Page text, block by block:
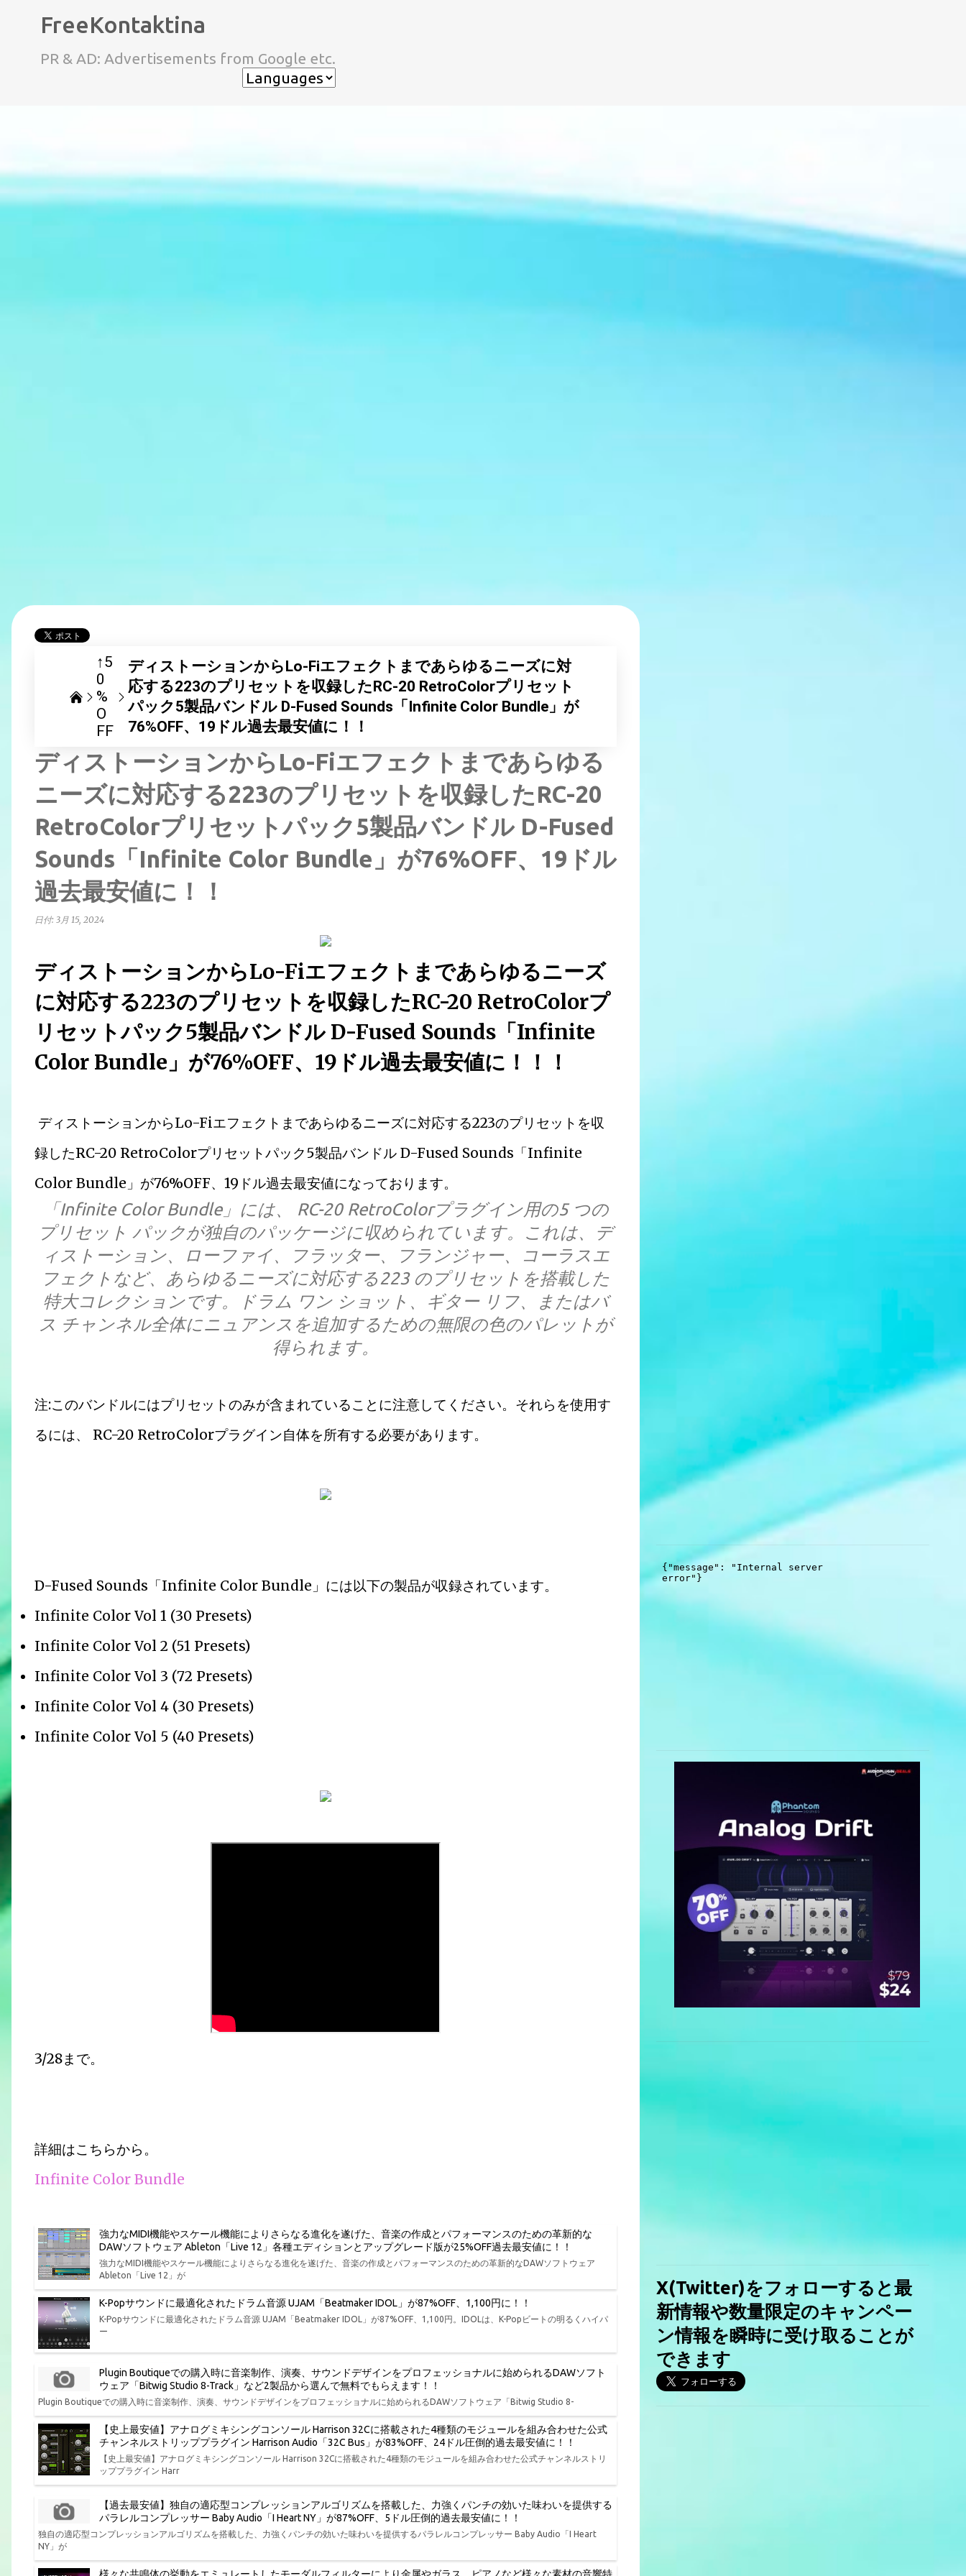
FreeKontaktina
PR & AD: Advertisements from Google etc.
↑5
0
%
O
FF
ディストーションからLo-Fiエフェクトまであらゆるニーズに対
応する223のプリセットを収録したRC-20 RetroColorプリセット
パック5製品バンドル D-Fused Sounds「Infinite Color Bundle」が
76%OFF、19ドル過去最安値に！！
ディストーションからLo-Fiエフェクトまであらゆる
ニーズに対応する223のプリセットを収録したRC-20
RetroColorプリセットパック5製品バンドル D-Fused
Sounds「Infinite Color Bundle」が76%OFF、19ドル
過去最安値に！！
日付: 3月 15, 2024
ディストーションからLo-Fiエフェクトまであらゆるニーズ
に対応する223のプリセットを収録したRC-20 RetroColorプ
リセットパック5製品バンドル D-Fused Sounds「Infinite
Color Bundle」が76%OFF、19ドル過去最安値に！！！
ディストーションからLo-Fiエフェクトまであらゆるニーズに対応する223のプリセットを収
録したRC-20 RetroColorプリセットパック5製品バンドル D-Fused Sounds「Infinite
Color Bundle」が76%OFF、19ドル過去最安値になっております。
「Infinite Color Bundle」には、 RC-20 RetroColorプラグイン用の5 つの
プリセット パックが独自のパッケージに収められています。これは、デ
ィストーション、ローファイ、フラッター、フランジャー、コーラスエ
フェクトなど、あらゆるニーズに対応する223 のプリセットを搭載した
特大コレクションです。ドラム ワン ショット、ギター リフ、またはバ
ス チャンネル全体にニュアンスを追加するための無限の色のパレットが
得られます。
注:このバンドルにはプリセットのみが含まれていることに注意してください。それらを使用す
るには、 RC-20 RetroColorプラグイン自体を所有する必要があります。
D-Fused Sounds「Infinite Color Bundle」には以下の製品が収録されています。
Infinite Color Vol 1 (30 Presets)
Infinite Color Vol 2 (51 Presets)
Infinite Color Vol 3 (72 Presets)
Infinite Color Vol 4 (30 Presets)
Infinite Color Vol 5 (40 Presets)
3/28まで。
詳細はこちらから。
Infinite Color Bundle
強力なMIDI機能やスケール機能によりさらなる進化を遂げた、音楽の作成とパフォーマンスのための革新的な
DAWソフトウェア Ableton「Live 12」各種エディションとアップグレード版が25%OFF過去最安値に！！
強力なMIDI機能やスケール機能によりさらなる進化を遂げた、音楽の作成とパフォーマンスのための革新的なDAWソフトウェア
Ableton「Live 12」が
K-Popサウンドに最適化されたドラム音源 UJAM「Beatmaker IDOL」が87%OFF、1,100円に！！
K-Popサウンドに最適化されたドラム音源 UJAM「Beatmaker IDOL」が87%OFF、1,100円。IDOLは、K-Popビートの明るくハイパ
ー
Plugin Boutiqueでの購入時に音楽制作、演奏、サウンドデザインをプロフェッショナルに始められるDAWソフト
ウェア「Bitwig Studio 8-Track」など2製品から選んで無料でもらえます！！
Plugin Boutiqueでの購入時に音楽制作、演奏、サウンドデザインをプロフェッショナルに始められるDAWソフトウェア「Bitwig Studio 8-
【史上最安値】アナログミキシングコンソール Harrison 32Cに搭載された4種類のモジュールを組み合わせた公式
チャンネルストリッププラグイン Harrison Audio「32C Bus」が83%OFF、24ドル圧倒的過去最安値に！！
【史上最安値】アナログミキシングコンソール Harrison 32Cに搭載された4種類のモジュールを組み合わせた公式チャンネルストリ
ッププラグイン Harr
【過去最安値】独自の適応型コンプレッションアルゴリズムを搭載した、力強くパンチの効いた味わいを提供する
パラレルコンプレッサー Baby Audio「I Heart NY」が87%OFF、5ドル圧倒的過去最安値に！！
独自の適応型コンプレッションアルゴリズムを搭載した、力強くパンチの効いた味わいを提供するパラレルコンプレッサー Baby Audio「I Heart
NY」が
X(Twitter)をフォローすると最
新情報や数量限定のキャンペー
ン情報を瞬時に受け取ることが
できます